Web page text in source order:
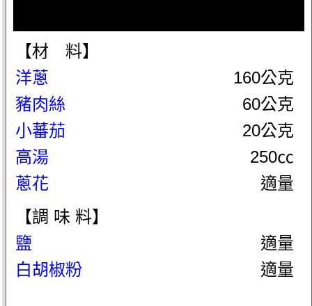
【材 料】
洋蔥
160公克
豬肉絲
60公克
小蕃茄
20公克
高湯
250㏄
蔥花
適量
【調 味 料】
鹽
適量
白胡椒粉
適量